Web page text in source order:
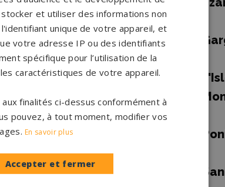
→
Pompes funèbres
Gonesse →
→ Pompes funèbres
en-
Pompes funèbres
→ Pompes funèbres
Gratien→ Pompes funèbres
et utiliser des informations non
unique de votre appareil, et
votre adresse IP ou des identifiants
spécifique pour l’utilisation de la
caractéristiques de votre appareil.
finalités ci-dessus conformément à
pouvez, à tout moment, modifier vos
En savoir plus
Accepter et fermer